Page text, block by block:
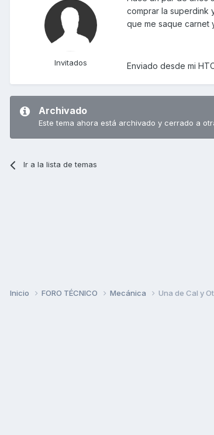
Invitados
comprar la superdink
que me saque carnet
Enviado desde mi
Archivado
Este tema ahora está archivado y cerrado a
Ir a la lista de temas
Inicio FORO TÉCNICO Mecánica Una de Cal y